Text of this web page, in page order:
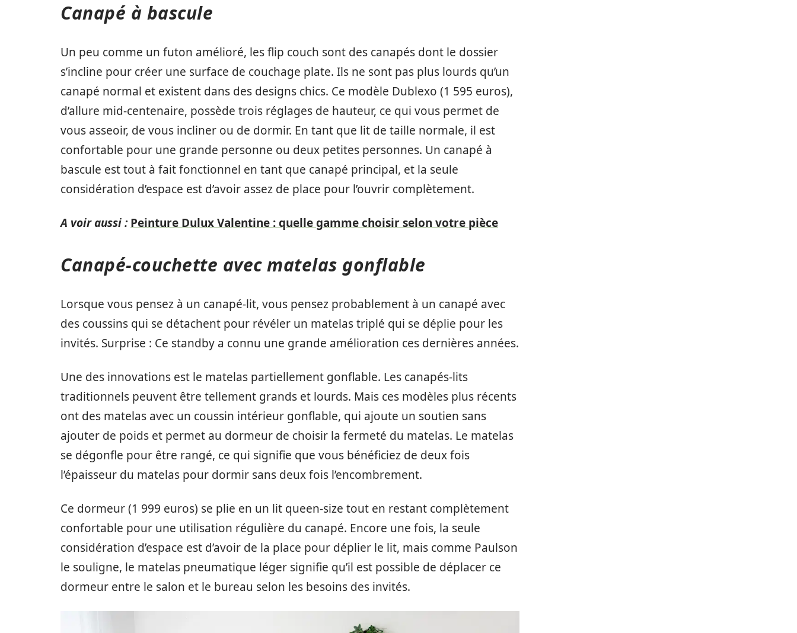
Canapé à bascule
Un peu comme un futon amélioré, les flip couch sont des canapés dont le dossier
s’incline pour créer une surface de couchage plate. Ils ne sont pas plus lourds qu’un
canapé normal et existent dans des designs chics. Ce modèle Dublexo (1 595 euros),
d’allure mid-centenaire, possède trois réglages de hauteur, ce qui vous permet de
vous asseoir, de vous incliner ou de dormir. En tant que lit de taille normale, il est
confortable pour une grande personne ou deux petites personnes. Un canapé à
bascule est tout à fait fonctionnel en tant que canapé principal, et la seule
considération d’espace est d’avoir assez de place pour l’ouvrir complètement.
A voir aussi : Peinture Dulux Valentine : quelle gamme choisir selon votre pièce
Canapé-couchette avec matelas gonflable
Lorsque vous pensez à un canapé-lit, vous pensez probablement à un canapé avec
des coussins qui se détachent pour révéler un matelas triplé qui se déplie pour les
invités. Surprise : Ce standby a connu une grande amélioration ces dernières années.
Une des innovations est le matelas partiellement gonflable. Les canapés-lits
traditionnels peuvent être tellement grands et lourds. Mais ces modèles plus récents
ont des matelas avec un coussin intérieur gonflable, qui ajoute un soutien sans
ajouter de poids et permet au dormeur de choisir la fermeté du matelas. Le matelas
se dégonfle pour être rangé, ce qui signifie que vous bénéficiez de deux fois
l’épaisseur du matelas pour dormir sans deux fois l’encombrement.
Ce dormeur (1 999 euros) se plie en un lit queen-size tout en restant complètement
confortable pour une utilisation régulière du canapé. Encore une fois, la seule
considération d’espace est d’avoir de la place pour déplier le lit, mais comme Paulson
le souligne, le matelas pneumatique léger signifie qu’il est possible de déplacer ce
dormeur entre le salon et le bureau selon les besoins des invités.